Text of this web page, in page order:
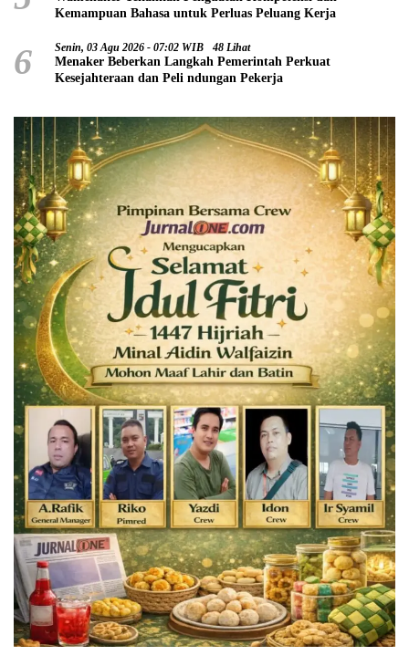
Kemampuan Bahasa untuk Perluas Peluang Kerja
6 Senin, 03 Agu 2026 - 07:02 WIB 48 Lihat
Menaker Beberkan Langkah Pemerintah Perkuat
Kesejahteraan dan Peli ndungan Pekerja